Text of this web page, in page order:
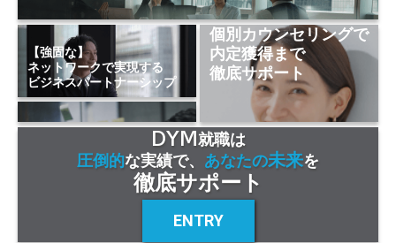
【強固な】
ネットワークで実現する
ビジネスパートナーシップ
個別カウンセリングで
内定獲得まで
徹底サポート
DYM 就職は
圧倒的な実績で、 あなたの未来を
徹底サポート
ENTRY